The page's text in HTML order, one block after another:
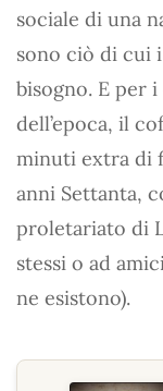
sociale di una
sono ciò di cui
bisogno. E per
dell’epoca, il
minuti extra di
anni Settanta,
proletariato di
stessi o ad
ne esistono).